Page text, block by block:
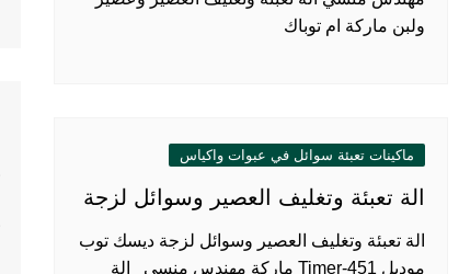
ولبن ماركة ام توباك
ماكينات تعبئة سوائل في عبوات واكياس
الة تعبئة وتغليف العصير وسوائل لزجة
الة تعبئة وتغليف العصير وسوائل لزجة ديسك توب
موديل 451-Timer ماركة مهندس منسي الة